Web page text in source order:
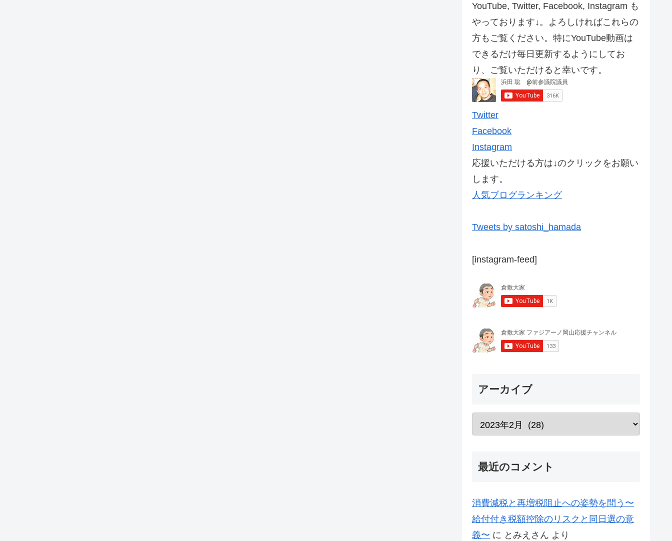
YouTube, Twitter, Facebook, Instagram も
やっております↓。よろしければこれらの
方もご覧ください。特にYouTube動画は
できるだけ毎日更新するようにしてお
り、ご覧いただけると幸いです。
Twitter
Facebook
Instagram
応援いただける方は↓のクリックをお願い
します。
人気ブログランキング
Tweets by satoshi_hamada
[instagram-feed]
アーカイブ
最近のコメント
消費減税と再増税阻止への姿勢を問う〜
給付付き税額控除のリスクと同日選の意
義〜 に とみえさん より